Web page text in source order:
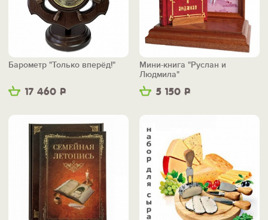
17 460 Р
Барометр "Только вперёд!"
5 150 Р
Мини-книга "Руслан и
Людмила"